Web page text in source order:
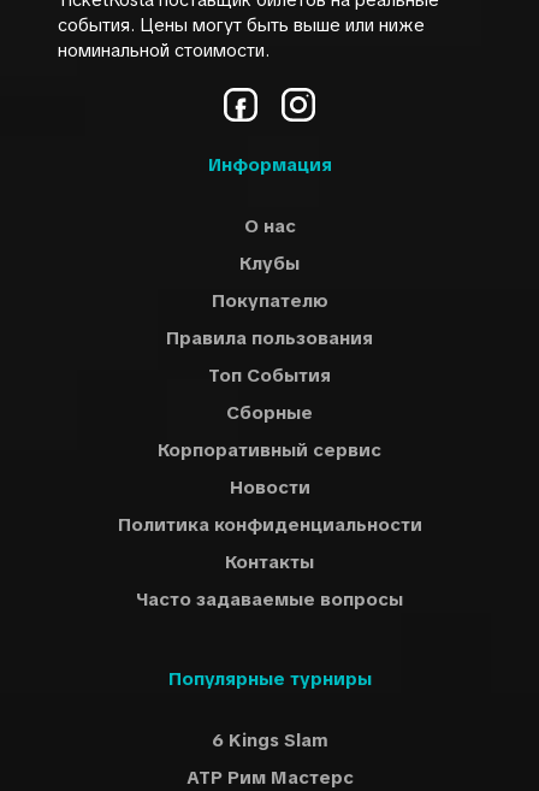
создающего незабываемые живые выступления, и
серией предстоящих концертов Канье Уэст обещает
стоит увидеть в 2026 году. Покупайте билеты на Канье
Уэста на TicketKosta через нашу безопасную систему
продолжает твориться история современной музыки.
события. Цены могут быть выше или ниже
номинальной стоимости.
Информация
О нас
Клубы
Покупателю
Правила пользования
Топ События
Сборные
Корпоративный сервис
Новости
Политика конфиденциальности
Контакты
Часто задаваемые вопросы
Популярные турниры
6 Kings Slam
ATP Рим Мастерс